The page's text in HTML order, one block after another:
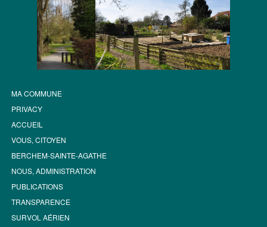
MA COMMUNE
PRIVACY
ACCUEIL
VOUS, CITOYEN
BERCHEM-SAINTE-AGATHE
NOUS, ADMINISTRATION
PUBLICATIONS
TRANSPARENCE
SURVOL AÉRIEN